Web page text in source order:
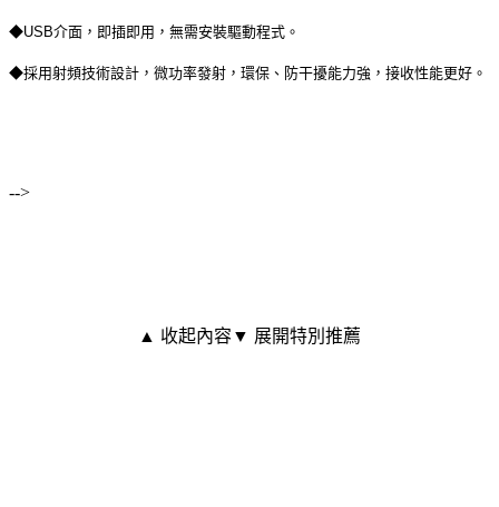
◆USB介面，即插即用，無需安裝驅動程式。
◆採用射頻技術設計，微功率發射，環保、防干擾能力強，接收性能更好。
-->
▲ 收起內容▼ 展開特別推薦